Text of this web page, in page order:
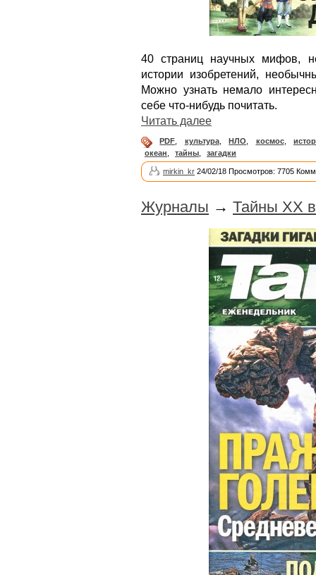
40 страниц научных мифов,
истории изобретений,
Можно узнать немало
себе что-нибудь почитать.
Читать далее
PDF, культура, НЛО, космос,
океан
тайны загадки
mirkin_kr 24/02/18 Просмотров: 7705
Журналы → Тайны ХХ